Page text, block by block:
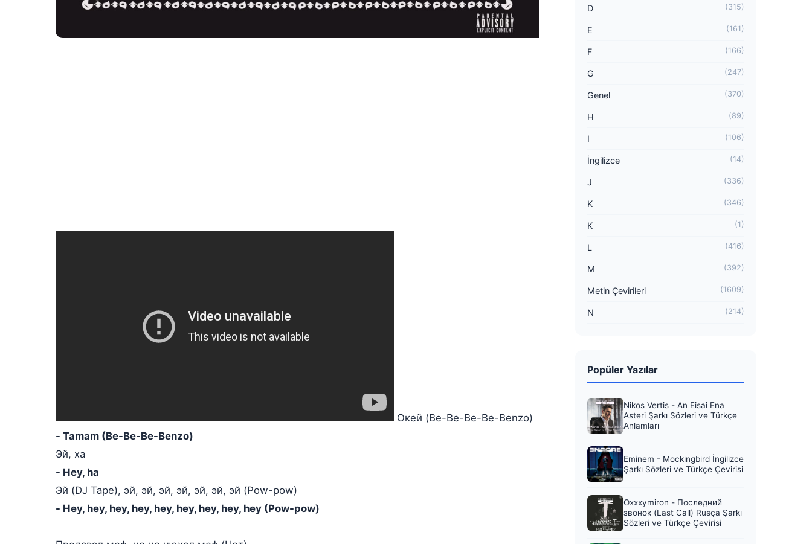
Окей (Be-Be-Be-Be-Benzo)
- Tamam (Be-Be-Be-Benzo)
Эй, ха
- Hey, ha
Эй (DJ Tape), эй, эй, эй, эй, эй, эй, эй (Pow-pow)
- Hey, hey, hey, hey, hey, hey, hey, hey, hey (Pow-pow)
D (315)
E (161)
F (166)
G (247)
Genel (370)
H (89)
I (106)
İngilizce (14)
J (336)
K (346)
K (1)
L (416)
M (392)
Metin Çevirileri (1609)
N (214)
Popüler Yazılar
Nikos Vertis - An Eisai Ena
Asteri Şarkı Sözleri ve Türkçe
Anlamları
Eminem - Mockingbird İngilizce
Şarkı Sözleri ve Türkçe Çevirisi
Oxxxymiron - Последний
звонок (Last Call) Rusça Şarkı
Sözleri ve Türkçe Çevirisi